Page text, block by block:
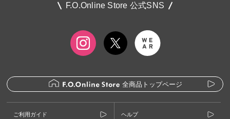
F.O.Online Store 公式SNS
全商品トップページ
ご利用ガイド ヘルプ